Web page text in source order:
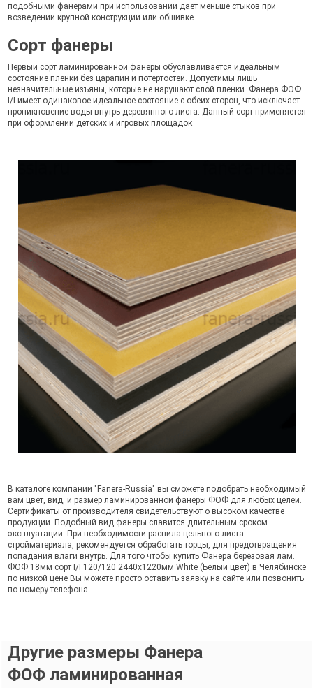
подобными фанерами при использовании дает меньше стыков при
возведении крупной конструкции или обшивке.
Сорт фанеры
Первый сорт ламинированной фанеры обуславливается идеальным
состояние пленки без царапин и потёртостей. Допустимы лишь
незначительные изъяны, которые не нарушают слой пленки. Фанера ФОФ
I/I имеет одинаковое идеальное состояние с обеих сторон, что исключает
проникновение воды внутрь деревянного листа. Данный сорт применяется
при оформлении детских и игровых площадок
В каталоге компании "Fanera-Russia" вы сможете подобрать необходимый
вам цвет, вид, и размер ламинированной фанеры ФОФ для любых целей.
Сертификаты от производителя свидетельствуют о высоком качестве
продукции. Подобный вид фанеры славится длительным сроком
эксплуатации. При необходимости распила цельного листа
стройматериала, рекомендуется обработать торцы, для предотвращения
попадания влаги внутрь. Для того чтобы купить Фанера березовая лам.
ФОФ 18мм сорт I/I 120/120 2440х1220мм White (Белый цвет) в Челябинске
по низкой цене Вы можете просто оставить заявку на сайте или позвонить
по номеру телефона.
Другие размеры Фанера
ФОФ ламинированная